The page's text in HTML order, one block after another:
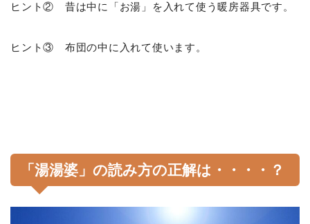
ヒント② 昔は中に「お湯」を入れて使う暖房器具です。
ヒント③ 布団の中に入れて使います。
「湯湯婆」の読み方の正解は・・・・？